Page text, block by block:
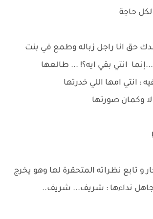
حاجة
حق انا راجل زباله وطمع في بنت
انتي بقي ايه؟! ... طالعها
: انتي امها اللي خدرتها
وكمان صورتها
و تابع نظراته المتحقرة لها وهو يخرج
نداءها : شريف... شريف..